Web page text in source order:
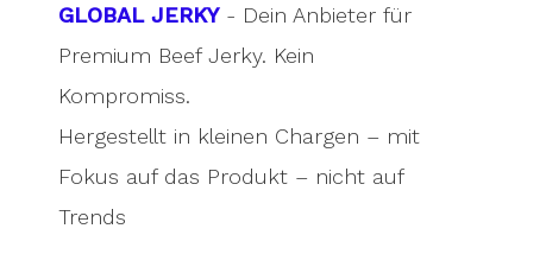
GLOBAL JERKY- Dein Anbieter für
Premium Beef Jerky. Kein
Kompromiss.
Hergestellt in kleinen Chargen – mit
Fokus auf das Produkt – nicht auf
Trends